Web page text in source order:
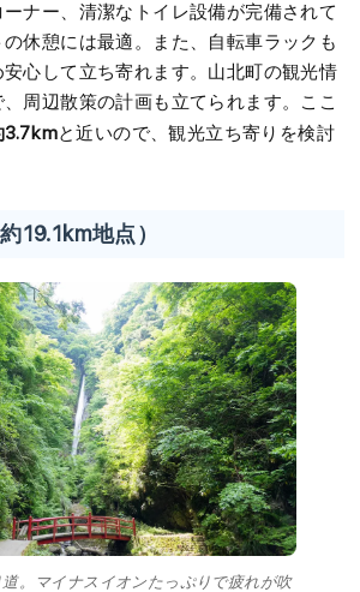
ナー、清潔なトイレ設備が完備されて
休憩には最適。また、自転車ラックも
心して立ち寄れます。山北町の観光情
周辺散策の計画も立てられます。ここ
3.7kmと近いので、観光立ち寄りを検討
19.1km地点）
。マイナスイオンたっぷりで疲れが吹